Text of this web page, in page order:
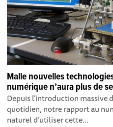
Malle nouvelles
numérique n’aura plus de
Depuis l’introduction massive
quotidien, notre rapport au
naturel d’utiliser cette...